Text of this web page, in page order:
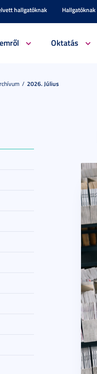
hallgatóknak Hallgatóknak
Oktatás
2026. Július